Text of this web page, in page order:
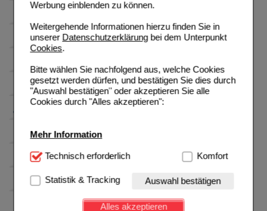
Werbung einblenden zu können.
Weitergehende Informationen hierzu finden Sie in
unserer Datenschutzerklärungbei dem Unterpunkt
Cookies.
Bitte wählen Sie nachfolgend aus, welche Cookies
gesetzt werden dürfen, und bestätigen Sie dies durch
"Auswahl bestätigen" oder akzeptieren Sie alle
Cookies durch "Alles akzeptieren":
Mehr Information
Technisch Notwendig:Hierbei handelt es sich um
Website notwendig sind (z.B. Navigation, Warenkorb,
Kundenkonto), weshalb auf diese nicht verzichtet
werden kann.
Technisch erforderlich Komfort
Statistik & Tracking Auswahl bestätigen
Alles akzeptieren